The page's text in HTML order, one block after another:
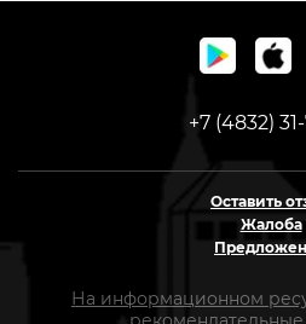
+7 (4832)
Оставить
Жалоба
На информационном